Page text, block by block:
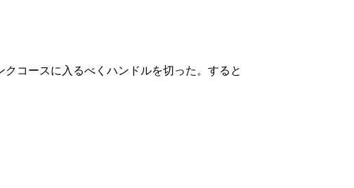
コースに入るべくハンドルを切った。すると